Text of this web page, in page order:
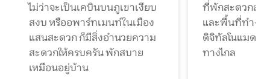
ไม่ว่าจะเป็นเคบินบนภูเขาเงียบ
สงบ หรืออพาร์ทเมนท์ในเมือง
แสนสะดวก ก็มีสิ่งอำนวยความ
สะดวกให้ครบครัน พักสบาย
เหมือนอยู่บ้าน
ที่พักสะดวกสบ
และพื้นที่ทำงา
ดิจิทัลโนแมดแ
ทางไกล